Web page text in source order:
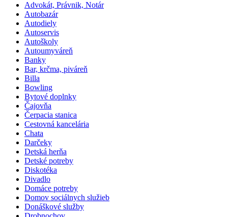
Advokát, Právnik, Notár
Autobazár
Autodiely
Autoservis
Autoškoly
Autoumyváreň
Banky
Bar, krčma, piváreň
Billa
Bowling
Bytové doplnky
Čajovňa
Čerpacia stanica
Cestovná kancelária
Chata
Darčeky
Detská herňa
Detské potreby
Diskotéka
Divadlo
Domáce potreby
Domov sociálnych služieb
Donáškové služby